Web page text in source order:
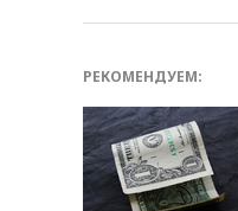
РЕКОМЕНДУЕМ: